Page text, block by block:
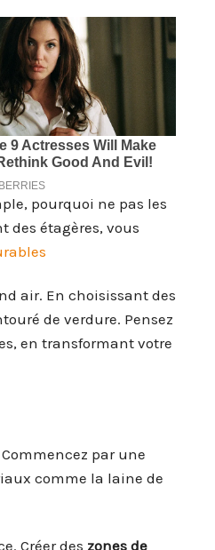
pourquoi ne pas les
des étagères, vous
air. En choisissant des
de verdure. Pensez
en transformant votre
par une
comme la laine de
Créer des zones de